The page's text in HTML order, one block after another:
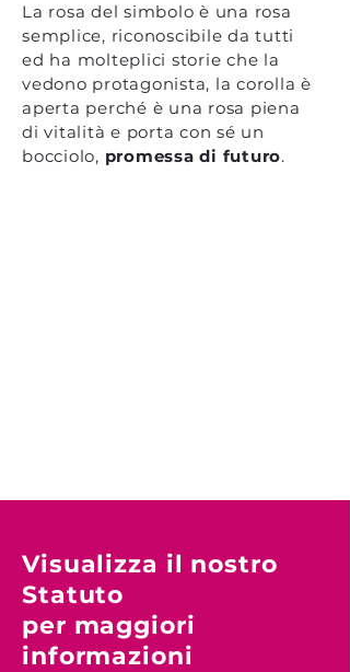
La rosa del simbolo è una rosa
semplice, riconoscibile da tutti
ed ha molteplici storie che la
vedono protagonista, la corolla è
aperta perché è una rosa piena
di vitalità e porta con sé un
bocciolo, promessa di futuro.
Visualizza il nostro
Statuto
per maggiori
informazioni